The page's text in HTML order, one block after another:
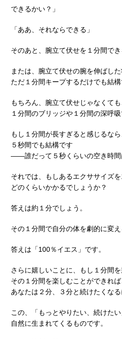
できるかい？」
「ああ、それならできる」
そのあと、腕立て伏せを１分間でき
または、腕立て伏せの腕を伸ばし
ただ１分間キープするだけでも結構
もちろん、腕立て伏せじゃなくても
１分間のブリッジや１分間の深呼吸
もし１分間が長すぎると感じるなら
５秒間でも結構です
――誰だって５秒くらいの空き時間
それでは、もしあるエクササイズを
どのくらいかかるでしょうか？
答えは約１分でしょう。
その１分間で自分の体を劇的に変
答えは「100％イエス」です。
さらに嬉しいことに、もし１分間を
その１分間を楽しむことができれば
あなたは２分、３分と続けたくなる
この、「もっとやりたい、続けた
自然に生まれてくるものです。